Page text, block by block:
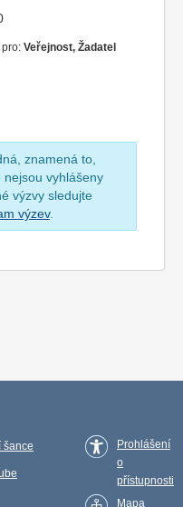
Veřejnost, Žadatel
znamená to,
vyhlášeny
výzvy sledujte
výzev.
šance
Prohlášení
o
přístupnosti
Mapa